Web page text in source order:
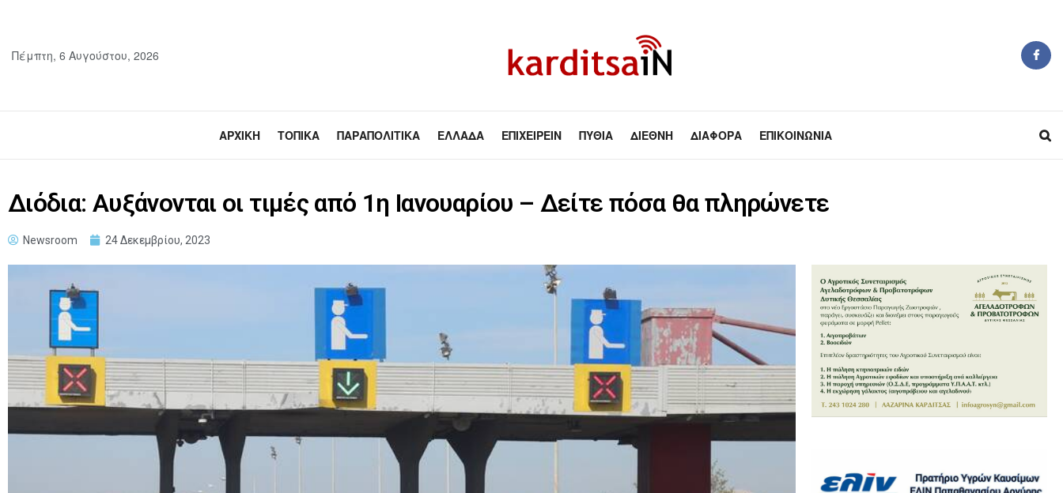
Πέμπτη, 6 Αυγούστου, 2026
ΑΡΧΙΚΉ ΤΟΠΙΚΆ ΠΑΡΑΠΟΛΙΤΙΚΆ ΕΛΛΆΔΑ ΕΠΙΧΕΙΡΕΊΝ ΠΥΘΊΑ ΔΙΕΘΝΉ ΔΙΆΦΟΡΑ ΕΠΙΚΟΙΝΩΝΊΑ
Διόδια: Αυξάνονται οι τιμές από 1η Ιανουαρίου – Δείτε πόσα θα πληρώνετε
Newsroom 24 Δεκεμβρίου, 2023